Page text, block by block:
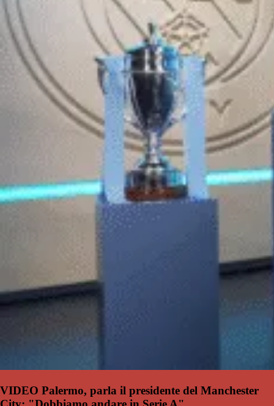
VIDEO Palermo, parla il presidente del Manchester